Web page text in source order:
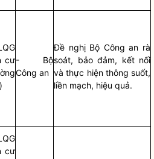
cư- Bộ
Công an
Đề nghị Bộ Công an rà
soát, bảo đảm, kết nối
và thực hiện thông suốt,
liền mạch, hiệu quả.
cư